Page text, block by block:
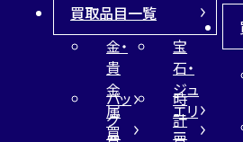
買取品目一覧
金・
貴
金
属
買
宝
石・
ジュ
エリ
ー
バッ
グ
時
計